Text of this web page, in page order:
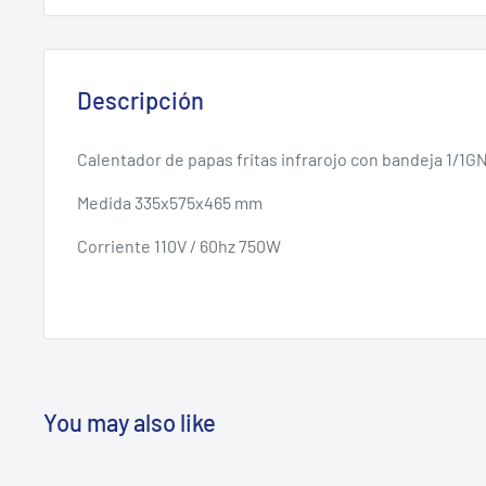
Descripción
Calentador de papas fritas infrarojo con bandeja 1/
Medida 335x575x465 mm
Corriente 110V / 60hz 750W
You may also like